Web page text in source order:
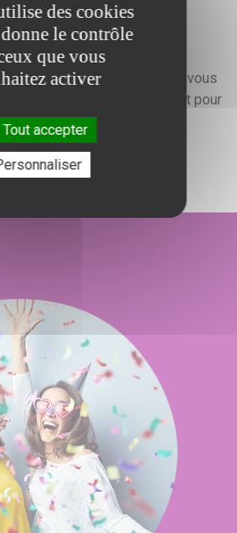
gratuit
grande disponibilité pour vous
et élaborer un devis gratuit pour
de votre événement.
des cookies
le contrôle
que vous
activer
Tout accepter